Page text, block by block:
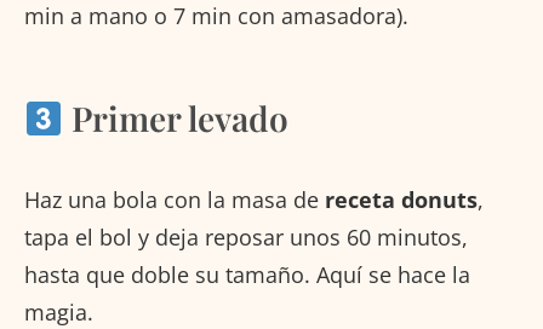
min a mano o 7 min con amasadora).
Primer levado
Haz una bola con la masa de receta donuts,
tapa el bol y deja reposar unos 60 minutos,
hasta que doble su tamaño. Aquí se hace la
magia.